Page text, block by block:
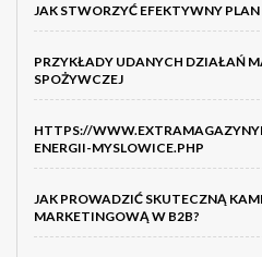
JAK STWORZYĆ EFEKTYWNY
PRZYKŁADY UDANYCH DZIAŁAŃ
SPOŻYWCZEJ
HTTPS://
ENERGII-MYSLOWICE.PHP
JAK PROWADZIĆ SKUTECZNĄ
MARKETINGOWĄ W B2B?